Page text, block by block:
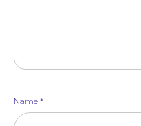
Name *